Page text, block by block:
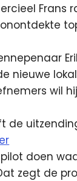
Frans
nieuwe
wil
de
doen
zegt de